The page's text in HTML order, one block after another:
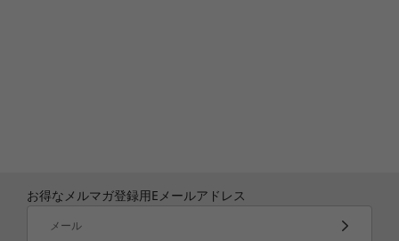
お得なメルマガ登録用Eメールアドレス
メール